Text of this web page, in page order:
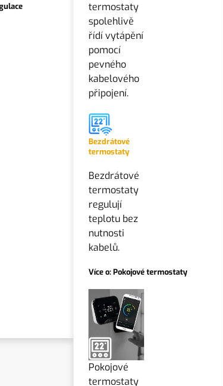
termostaty
spolehlivě
řídí vytápění
pomocí
pevného
kabelového
připojení.
Bezdrátové
termostaty
Bezdrátové
termostaty
regulují
teplotu bez
nutnosti
kabelů.
Více o: Pokojové termostaty
Pokojové
termostaty